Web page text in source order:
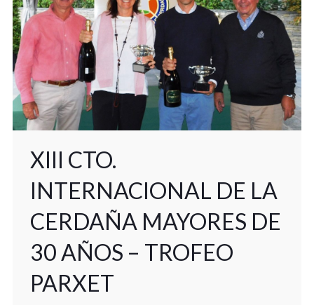
XIII CTO.
INTERNACIONAL DE LA
CERDAÑA MAYORES DE
30 AÑOS – TROFEO
PARXET